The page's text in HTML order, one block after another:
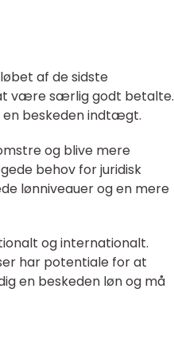
af de sidste
være særlig godt betalte.
beskeden indtægt.
og blive mere
behov for juridisk
lønniveauer og en mere
og internationalt.
har potentiale for at
en beskeden løn og må